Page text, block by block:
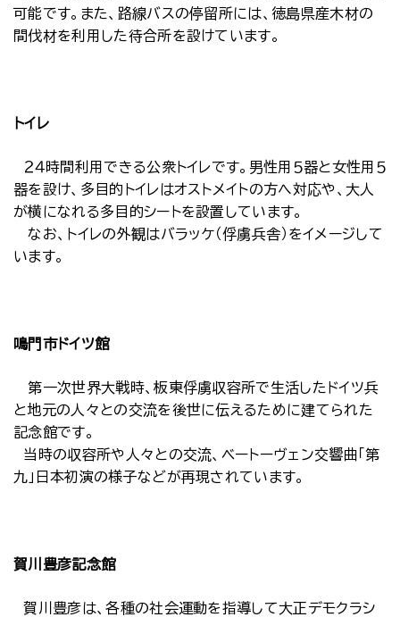
可能です。また、路線バスの停留所には、徳島県産木材の
間伐材を利用した待合所を設けています。
トイレ
２４時間利用できる公衆トイレです。男性用５器と女性用５
器を設け、多目的トイレはオストメイトの方へ対応や、大人
が横になれる多目的シートを設置しています。
なお、トイレの外観はバラッケ（俘虜兵舎）をイメージして
います。
鳴門市ドイツ館
第一次世界大戦時、板東俘虜収容所で生活したドイツ兵
と地元の人々との交流を後世に伝えるために建てられた
記念館です。
当時の収容所や人々との交流、ベートーヴェン交響曲「第
九」日本初演の様子などが再現されています。
賀川豊彦記念館
賀川豊彦は、各種の社会運動を指導して大正デモクラシ